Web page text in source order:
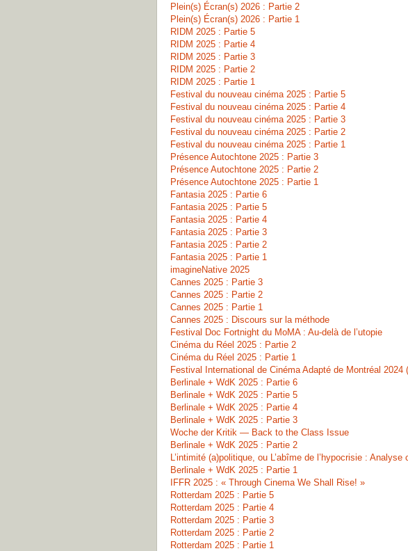
Plein(s) Écran(s) 2026 : Partie 2
Plein(s) Écran(s) 2026 : Partie 1
RIDM 2025 : Partie 5
RIDM 2025 : Partie 4
RIDM 2025 : Partie 3
RIDM 2025 : Partie 2
RIDM 2025 : Partie 1
Festival du nouveau cinéma 2025 : Partie 5
Festival du nouveau cinéma 2025 : Partie 4
Festival du nouveau cinéma 2025 : Partie 3
Festival du nouveau cinéma 2025 : Partie 2
Festival du nouveau cinéma 2025 : Partie 1
Présence Autochtone 2025 : Partie 3
Présence Autochtone 2025 : Partie 2
Présence Autochtone 2025 : Partie 1
Fantasia 2025 : Partie 6
Fantasia 2025 : Partie 5
Fantasia 2025 : Partie 4
Fantasia 2025 : Partie 3
Fantasia 2025 : Partie 2
Fantasia 2025 : Partie 1
imagineNative 2025
Cannes 2025 : Partie 3
Cannes 2025 : Partie 2
Cannes 2025 : Partie 1
Cannes 2025 : Discours sur la méthode
Festival Doc Fortnight du MoMA : Au-delà de l’utopie
Cinéma du Réel 2025 : Partie 2
Cinéma du Réel 2025 : Partie 1
Festival International de Cinéma Adapté de Montréal
Berlinale + WdK 2025 : Partie 6
Berlinale + WdK 2025 : Partie 5
Berlinale + WdK 2025 : Partie 4
Berlinale + WdK 2025 : Partie 3
Woche der Kritik — Back to the Class Issue
Berlinale + WdK 2025 : Partie 2
L’intimité (a)politique, ou L’abîme de l’hypocrisie :
Berlinale + WdK 2025 : Partie 1
IFFR 2025 : « Through Cinema We Shall Rise! »
Rotterdam 2025 : Partie 5
Rotterdam 2025 : Partie 4
Rotterdam 2025 : Partie 3
Rotterdam 2025 : Partie 2
Rotterdam 2025 : Partie 1